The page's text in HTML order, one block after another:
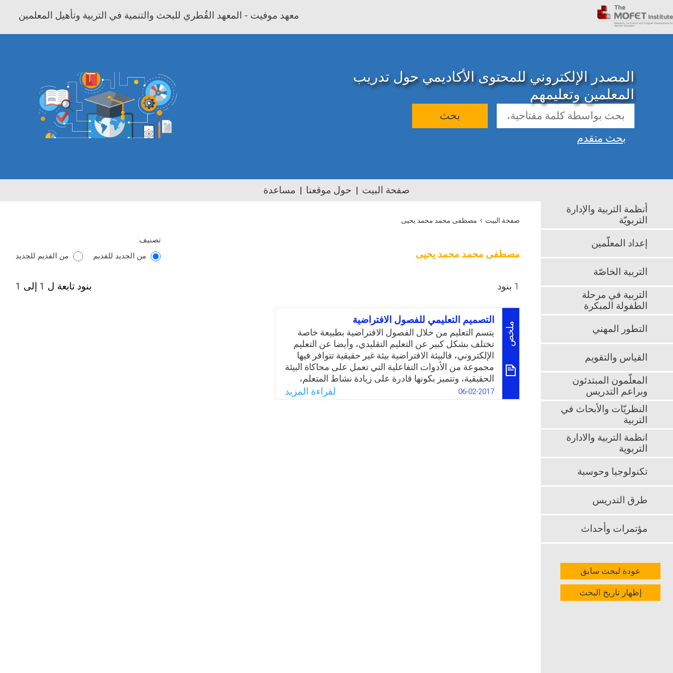
معهد موفيت - المعهد القُطري للبحث والتنمية في التربية وتأهيل المعلمين
المصدر الإلكتروني للمحتوى الأكاديمي حول تدريب
المعلمين وتعليمهم
بحث
بحث متقدم
صفحة البيت حول موقعنا مساعدة
صفحة البيت › مصطفى محمد محمد يحيى
مصطفى محمد محمد يحيى
تصنيف:
من الجديد للقديم
من القديم للجديد
1 بنود بنود تابعة ل 1 إلى 1
ملخص
التصميم التعليمي للفصول الافتراضية
يتسم التعليم من خلال الفصول الافتراضية بطبيعة خاصة
تختلف بشكل كبير عن التعليم التقليدي، وأيضا عن التعليم
الإلكتروني، فالبيئة الافتراضية بيئة غير حقيقية تتوافر فيها
مجموعة من الأدوات التفاعلية التي تعمل على محاكاة البيئة
الحقيقية، وتتميز بكونها قادرة على زيادة نشاط المتعلم،
وأكثر جاذبية للمتعلم، ودافعية للإنجاز والعمل المشترك.
فالفصول الافتراضية عبارة عن نظام إلكتروني يتيح الاجتماع
06-02-2017 لقراءة المزيد
أنظمة التربية والإدارة
التربويّة
إعداد المعلّمين
التربية الخاصّة
التربية في مرحلة
الطفولة المبكرة
التطور المهني
القياس والتقويم
المعلّمون المبتدئون
وبراعم التدريس
النظريّات والأبحاث في
التربية
انظمة التربية والادارة
التربوية
تكنولوجيا وحوسبة
طرق التدريس
مؤتمرات وأحداث
عودة لبحث سابق
إظهار تاريخ البحث